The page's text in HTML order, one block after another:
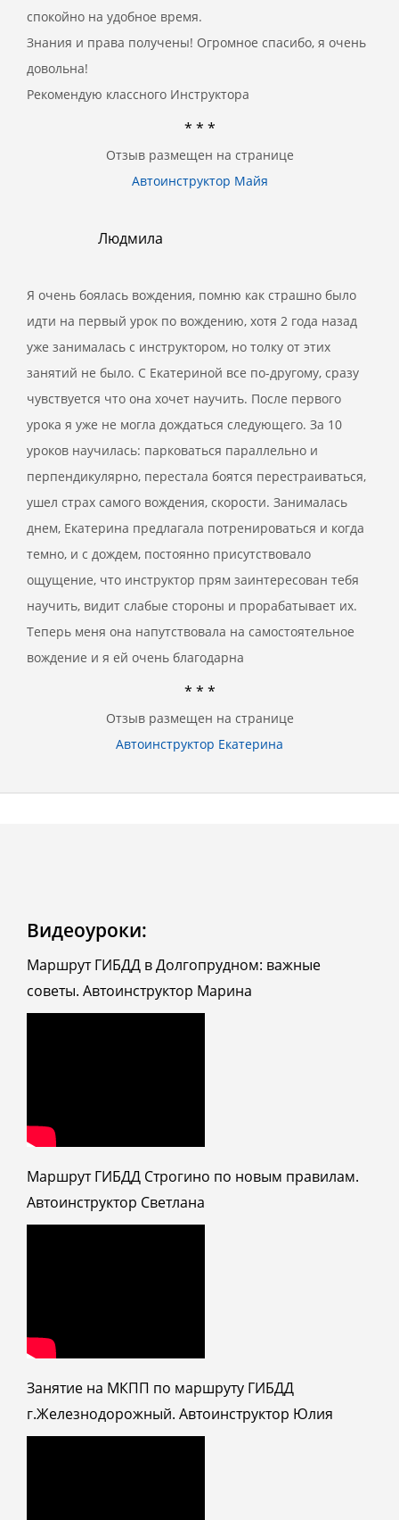
спокойно на удобное время.
Знания и права получены! Огромное спасибо, я очень
довольна!
Рекомендую классного Инструктора
* * *
Отзыв размещен на странице
Автоинструктор Майя
Людмила
Я очень боялась вождения, помню как страшно было
идти на первый урок по вождению, хотя 2 года назад
уже занималась с инструктором, но толку от этих
занятий не было. С Екатериной все по-другому, сразу
чувствуется что она хочет научить. После первого
урока я уже не могла дождаться следующего. За 10
уроков научилась: парковаться параллельно и
перпендикулярно, перестала боятся перестраиваться,
ушел страх самого вождения, скорости. Занималась
днем, Екатерина предлагала потренироваться и когда
темно, и с дождем, постоянно присутствовало
ощущение, что инструктор прям заинтересован тебя
научить, видит слабые стороны и прорабатывает их.
Теперь меня она напутствовала на самостоятельное
вождение и я ей очень благодарна
* * *
Отзыв размещен на странице
Автоинструктор Екатерина
Видеоуроки:
Маршрут ГИБДД в Долгопрудном: важные
советы. Автоинструктор Марина
Маршрут ГИБДД Строгино по новым правилам.
Автоинструктор Светлана
Занятие на МКПП по маршруту ГИБДД
г.Железнодорожный. Автоинструктор Юлия